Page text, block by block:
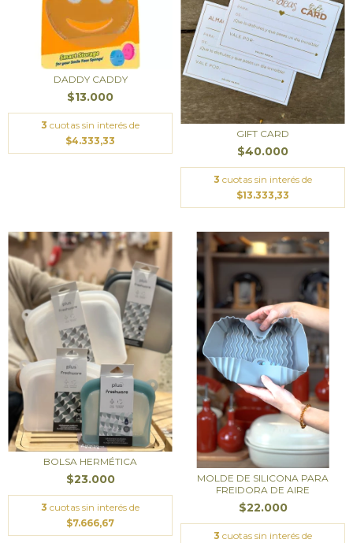
DADDY CADDY
$13.000
3 cuotas sin interés de
$4.333,33
GIFT CARD
$40.000
3 cuotas sin interés de
$13.333,33
BOLSA HERMÉTICA
$23.000
3 cuotas sin interés de
$7.666,67
MOLDE DE SILICONA PARA
FREIDORA DE AIRE
$22.000
3 cuotas sin interés de